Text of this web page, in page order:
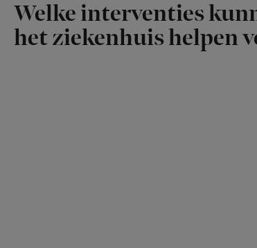
Welke interventies
het ziekenhuis helpen